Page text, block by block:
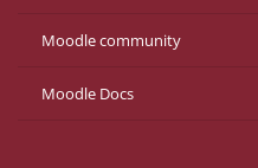
Moodle community
Moodle Docs